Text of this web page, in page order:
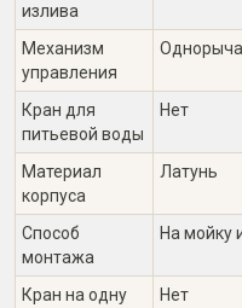
излива
Механизм
управления
Кран для
питьевой воды
Нет
Материал
корпуса
Латунь
Способ
монтажа
На мойку
Кран на одну
Нет